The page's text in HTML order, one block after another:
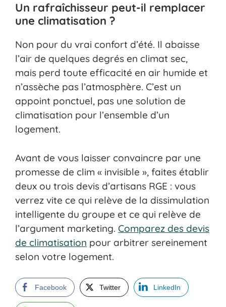
Un rafraîchisseur peut-il remplacer
une climatisation ?
Non pour du vrai confort d’été. Il abaisse
l’air de quelques degrés en climat sec,
mais perd toute efficacité en air humide et
n’assèche pas l’atmosphère. C’est un
appoint ponctuel, pas une solution de
climatisation pour l’ensemble d’un
logement.
Avant de vous laisser convaincre par une
promesse de clim « invisible », faites établir
deux ou trois devis d’artisans RGE : vous
verrez vite ce qui relève de la dissimulation
intelligente du groupe et ce qui relève de
l’argument marketing. Comparez des devis
de climatisation pour arbitrer sereinement
selon votre logement.
Facebook Twitter LinkedIn